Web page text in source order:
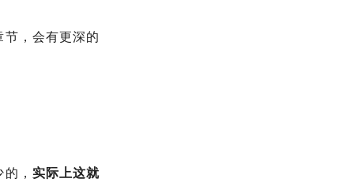
，会有更深的
， 实际上这就